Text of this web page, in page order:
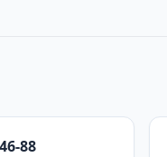
88